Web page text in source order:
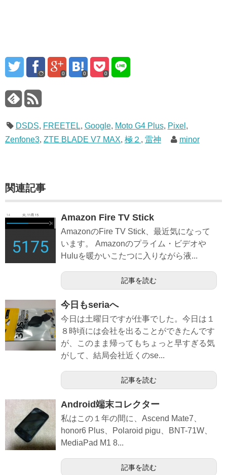
0 0 0
DSDS, FREETEL, Google, Moto G4 Plus, Pixel ,
Zenfone3, ZTE BLADE V7 MAX, 極２ , 雷神 minor
関連記事
Amazon Fire TV Stick
AmazonのFire TV Stick、最近気になって
います。 Amazonのプライム・ビデオや
Huluを暖かいこたつに入りながら液...
記事を読む
今日もseriaへ
今日は土曜日ですが仕事でした。今日は１
８時頃には会社を出ることができたんです
が、このまま帰ってもちょっと早すぎる気
がして、結局会社近くのse...
記事を読む
Android端末コレクター
私はこの１年の間に、Ascend Mate7、
honor6 Plus、Polaroid pigu、BNT-71W、
MediaPad M1 8...
記事を読む